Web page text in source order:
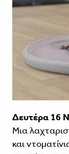
Δευτέρα 16
Μια
και